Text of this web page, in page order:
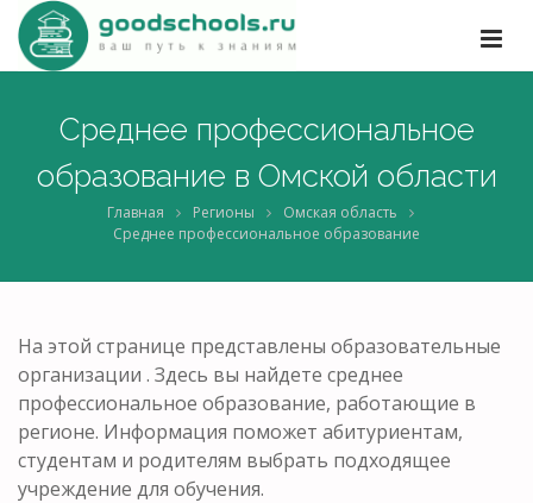
Среднее профессиональное
образование в Омской области
Главная Регионы
Омская область
Среднее профессиональное образование
На этой странице представлены образовательные
организации . Здесь вы найдете среднее
профессиональное образование, работающие в
регионе. Информация поможет абитуриентам,
студентам и родителям выбрать подходящее
учреждение для обучения.